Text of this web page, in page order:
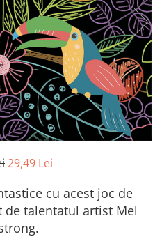
29,49 Lei
cu acest joc de
talentatul artist Mel